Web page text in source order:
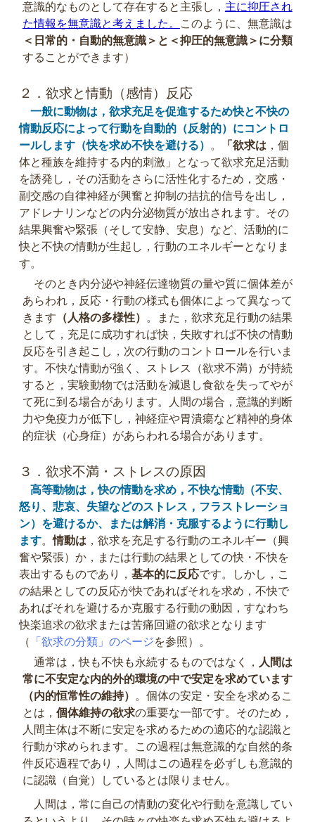
意識的なものとして存在すると主張し， 主に抑圧され
た情報を無意識と考えました。
このように、無意識は
＜日常的・自動的無意識＞と＜抑圧的無意識＞に分類
することができます）
２．欲求と情動（感情）反応
一般に動物は，欲求充足を促進するため快と不快の
情動反応によって行動を自動的（反射的）にコントロ
ールします（快を求め不快を避ける）
。 「欲求は ，個
体と種族を維持する内的刺激」となって欲求充足活動
を誘発し，その活動をさらに活性化するため，交感・
副交感の自律神経が興奮と抑制の拮抗的信号を出し，
アドレナリンなどの内分泌物質が放出されます。その
結果興奮や緊張（そして安静、安息）など、活動的に
快と不快の情動が生起し，行動のエネルギーとなりま
す。
そのとき内分泌や神経伝達物質の量や質に個体差が
あらわれ，反応・行動の様式も個体によって異なって
きます （人格の多様性）
。また，欲求充足行動の結果
として，充足に成功すれば快，失敗すれば不快の情動
反応を引き起こし，次の行動のコントロールを行いま
す。不快な情動が強く、ストレス（欲求不満）が持続
すると，実験動物では活動を減退し食欲を失ってやが
て死に到る場合があります。人間の場合，意識的判断
力や免疫力が低下し，神経症や胃潰瘍など精神的身体
的症状（心身症）があらわれる場合があります。
３．欲求不満・ストレスの原因
高等動物は，快の情動を求め，不快な情動（不安、
怒り、悲哀、失望などのストレス，フラストレーショ
ン）を避けるか、または解消・克服するように行動し
ます。情動は ，欲求を充足する行動のエネルギー（興
奮や緊張）か，または行動の結果としての快・不快を
表出するものであり， 基本的に反応です。しかし，こ
の結果としての反応が快であればそれを求め，不快で
あればそれを避けるか克服する行動の動因，すなわち
快楽追求の欲求または苦痛回避の欲求となります
（
「欲求の分類」のページを参照）。
通常は，快も不快も永続するものではなく， 人間は
常に不安定な内的外的環境の中で安定を求めています
（内的恒常性の維持）
。個体の安定・安全を求めるこ
とは， 個体維持の欲求の重要な一部です。そのため，
人間主体は不断に安定を求めるための適応的な認識と
行動が求められます。この過程は無意識的な自然的条
件反応過程であり，人間はこの過程を必ずしも意識的
に認識（自覚）しているとは限りません。
人間は，常に自己の情動の変化や行動を意識してい